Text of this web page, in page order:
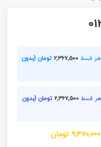
۲,۳۶۷,۵۰۰ تومان (بدون
۲,۳۶۷,۵۰۰ تومان (بدون
۹,۴۷۰,۰۰۰ تومان